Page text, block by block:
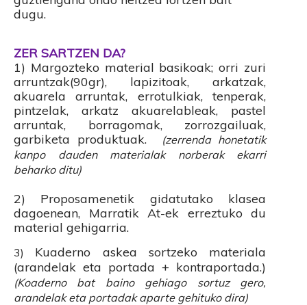
dugu.
ZER SARTZEN DA?
1) Margozteko material basikoak; orri zuri
arruntzak(90gr), lapizitoak, arkatzak,
akuarela arruntak, errotulkiak, tenperak,
pintzelak, arkatz akuarelableak, pastel
arruntak, borragomak, zorrozgailuak,
garbiketa produktuak.
(zerrenda honetatik
kanpo dauden materialak norberak ekarri
beharko ditu)
2) Proposamenetik gidatutako klasea
dagoenean, Marratik At-ek erreztuko du
material gehigarria.
3) Kuaderno askea sortzeko materiala
(arandelak eta portada + kontraportada.)
(Koaderno bat baino gehiago sortuz gero,
arandelak eta portadak aparte gehituko dira)